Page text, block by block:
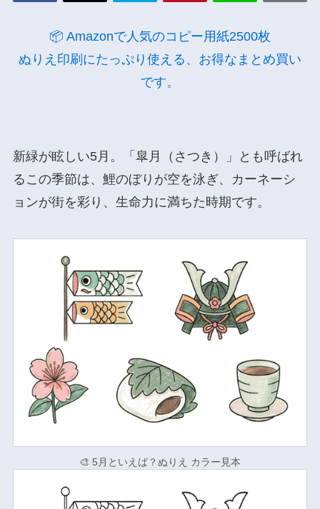
📦 Amazonで人気のコピー用紙2500枚
ぬりえ印刷にたっぷり使える、お得なまとめ買い
です。
新緑が眩しい5月。「皐月（さつき）」とも呼ばれ
るこの季節は、鯉のぼりが空を泳ぎ、カーネーシ
ョンが街を彩り、生命力に満ちた時期です。
🎨 5月といえば？ぬりえ カラー見本